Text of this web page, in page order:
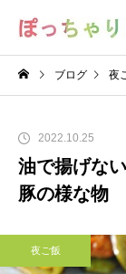
ブログ 夜
2022.10.25
油で揚げな
豚の様な物
夜ご飯